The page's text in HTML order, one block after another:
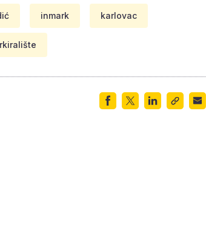
inmark karlovac